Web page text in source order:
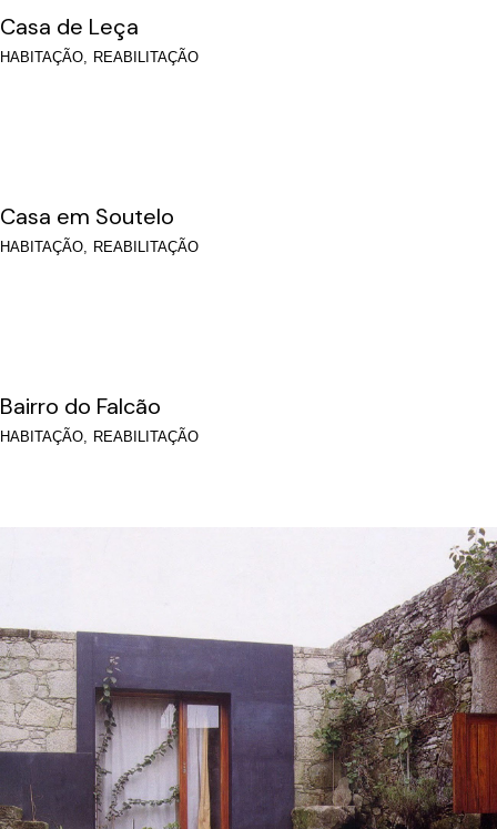
Casa de Leça
HABITAÇÃO REABILITAÇÃO
Casa em Soutelo
HABITAÇÃO REABILITAÇÃO
Bairro do Falcão
HABITAÇÃO REABILITAÇÃO